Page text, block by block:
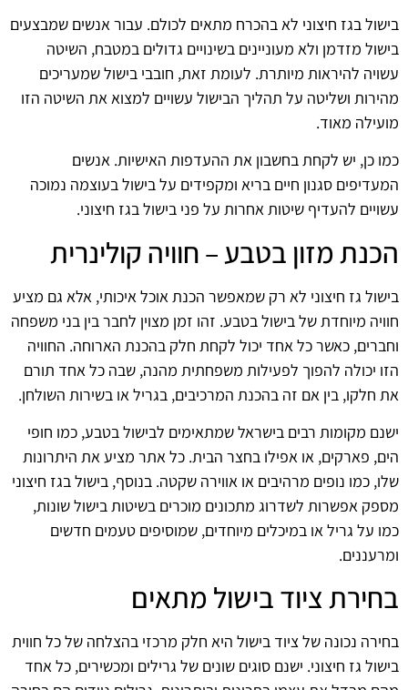
בישול בגז חיצוני לא בהכרח מתאים לכולם. עבור אנשים שמבצעים
בישול מזדמן ולא מעוניינים בשינויים גדולים במטבח, השיטה
עשויה להיראות מיותרת. לעומת זאת, חובבי בישול שמעריכים
מהירות ושליטה על תהליך הבישול עשויים למצוא את השיטה הזו
מועילה מאוד.
כמו כן, יש לקחת בחשבון את ההעדפות האישיות. אנשים
המעדיפים סגנון חיים בריא ומקפידים על בישול בעוצמה נמוכה
עשויים להעדיף שיטות אחרות על פני בישול בגז חיצוני.
הכנת מזון בטבע – חוויה קולינרית
בישול גז חיצוני לא רק שמאפשר הכנת אוכל איכותי, אלא גם מציע
חוויה מיוחדת של בישול בטבע. זהו זמן מצוין לחבר בין בני משפחה
וחברים, כאשר כל אחד יכול לקחת חלק בהכנת הארוחה. החוויה
הזו יכולה להפוך לפעילות משפחתית מהנה, שבה כל אחד תורם
את חלקו, בין אם זה בהכנת המרכיבים, בגריל או בשירות השולחן.
ישנם מקומות רבים בישראל שמתאימים לבישול בטבע, כמו חופי
הים, פארקים, או אפילו בחצר הבית. כל אתר מציע את היתרונות
שלו, כמו נופים מרהיבים או אווירה שקטה. בנוסף, בישול בגז חיצוני
מספק אפשרות לשדרוג מתכונים מוכרים בשיטות בישול שונות,
כמו על גריל או במיכלים מיוחדים, שמוסיפים טעמים חדשים
ומרעננים.
בחירת ציוד בישול מתאים
בחירה נכונה של ציוד בישול היא חלק מרכזי בהצלחה של כל חווית
בישול גז חיצוני. ישנם סוגים שונים של גרילים ומכשירים, כל אחד